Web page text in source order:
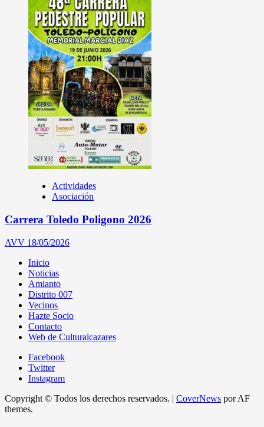
Actividades
Asociación
Carrera Toledo Poligono 2026
AVV 18/05/2026
Inicio
Noticias
Amianto
Distrito 007
Vecinos
Hazte Socio
Contacto
Web de Culturalcazares
Facebook
Twitter
Instagram
Copyright © Todos los derechos reservados. | CoverNews por AF
themes.